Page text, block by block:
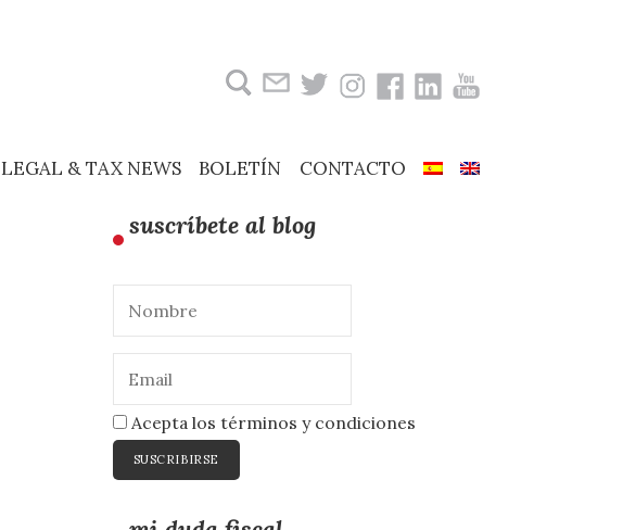
LEGAL & TAX NEWS BOLETÍN CONTACTO
suscríbete al blog
Acepta los términos y condiciones